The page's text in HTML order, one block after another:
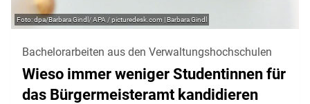
dpa/Barbara Gindl/ APA / picturedesk.com | Barbara Gindl
Bachelorarbeiten aus den Verwaltungshochschulen
Wieso immer weniger Studentinnen für
das Bürgermeisteramt kandidieren